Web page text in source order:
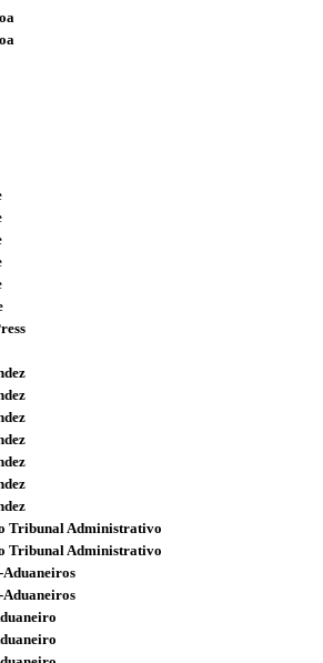
Tribunal Administrativo
Tribunal Administrativo